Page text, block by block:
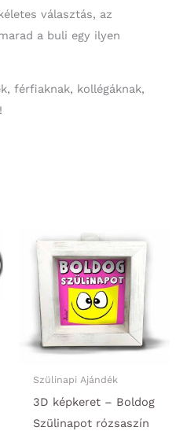
választás, az
a buli egy ilyen
férfiaknak, kollégáknak,
Szülinapi Ajándék
3D képkeret – Boldog
Szülinapot rózsaszín